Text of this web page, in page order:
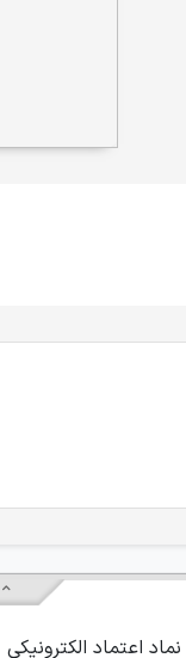
نماد اعتماد الکترونیکی